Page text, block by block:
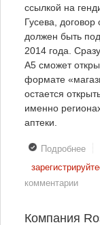
ссылкой на
Гусева, договор
должен быть
2014 года.
А5 сможет
формате
остается
именно
аптеки.
Подробнеео
комментарии
Компания